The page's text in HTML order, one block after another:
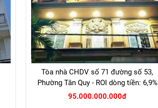
Tòa nhà CHDV số 71 đường số 53,
Phường Tân Quy - ROI dòng tiền: 6,9%
95.000.000.000đ